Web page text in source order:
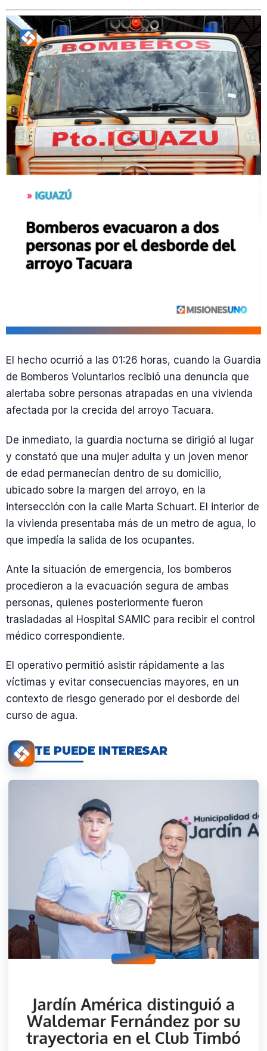
El hecho ocurrió a las 01:26 horas, cuando la Guardia
de Bomberos Voluntarios recibió una denuncia que
alertaba sobre personas atrapadas en una vivienda
afectada por la crecida del arroyo Tacuara.
De inmediato, la guardia nocturna se dirigió al lugar
y constató que una mujer adulta y un joven menor
de edad permanecían dentro de su domicilio,
ubicado sobre la margen del arroyo, en la
intersección con la calle Marta Schuart. El interior de
la vivienda presentaba más de un metro de agua, lo
que impedía la salida de los ocupantes.
Ante la situación de emergencia, los bomberos
procedieron a la evacuación segura de ambas
personas, quienes posteriormente fueron
trasladadas al Hospital SAMIC para recibir el control
médico correspondiente.
El operativo permitió asistir rápidamente a las
víctimas y evitar consecuencias mayores, en un
contexto de riesgo generado por el desborde del
curso de agua.
TE PUEDE INTERESAR